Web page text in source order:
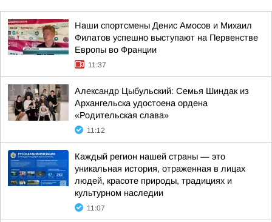
Наши спортсмены Денис Амосов и Михаил
Филатов успешно выступают на Первенстве
Европы во Франции
11:37
Александр Цыбульский: Семья Шиндак из
Архангельска удостоена ордена
«Родительская слава»
11:12
Каждый регион нашей страны — это
уникальная история, отраженная в лицах
людей, красоте природы, традициях и
культурном наследии
11:07